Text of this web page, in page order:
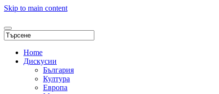
Skip to main content
Home
Дискусии
България
Култура
Европа